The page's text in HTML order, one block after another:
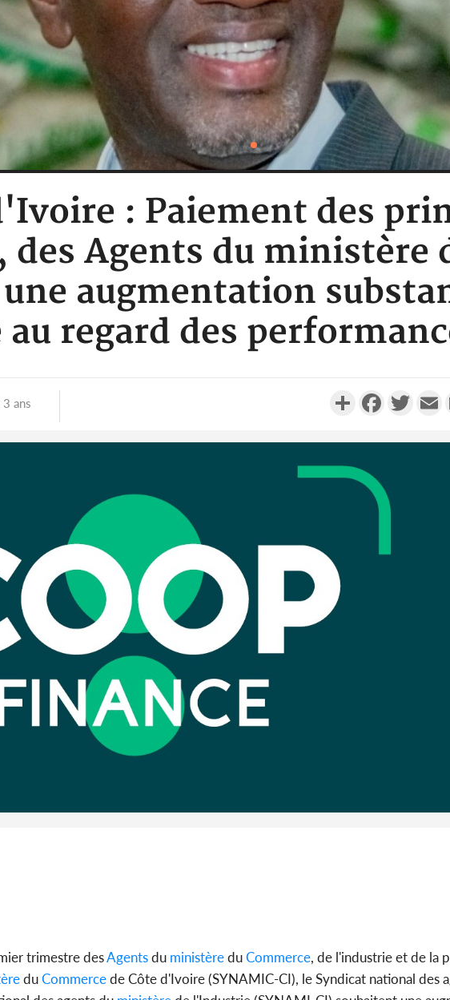
: Paiement des
Agents du ministère
augmentation
regard des
3 ans PartagerFacebook
trimestre desAgentsdu ministèreduCommerce, de l'industrie et de la
duCommercede Côte d'Ivoire (SYNAMIC-CI), le Syndicat national des